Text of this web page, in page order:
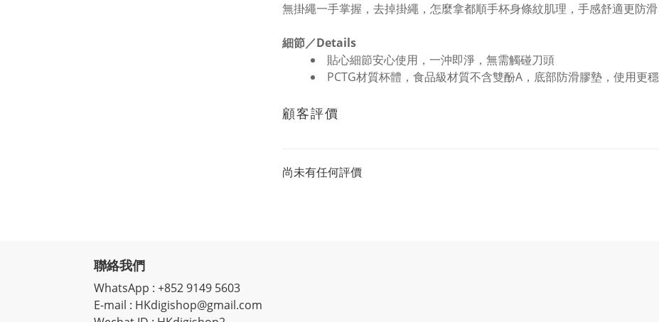
無掛繩一手掌握，去掉掛繩，怎麼拿都順手杯身條紋肌理，手感舒適更防滑
細節／Details
貼心細節安心使用，一沖即淨，無需觸碰刀頭
PCTG材質杯體，食品級材質不含雙酚A，底部防滑膠墊，使用更穩
顧客評價
尚未有任何評價
聯絡我們
WhatsApp : +852 9149 5603
E-mail : HKdigishop@gmail.com